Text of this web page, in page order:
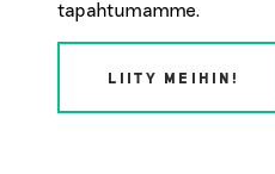
tapahtumamme.
LIITY MEIHIN!